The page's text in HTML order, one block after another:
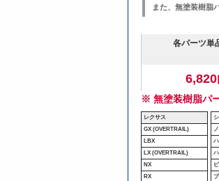
また、無塗装樹脂
各パーツ単
6,820
※ 無塗装樹脂パ
レクサス
GX (OVERTRAIL)
LBX
LX (OVERTRAIL)
NX
RX